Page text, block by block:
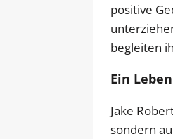
positive
begleiten
Ein
Jake
sondern